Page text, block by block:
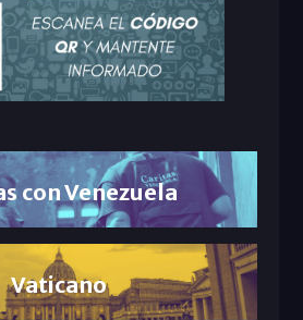
con Venezuela
Vaticano